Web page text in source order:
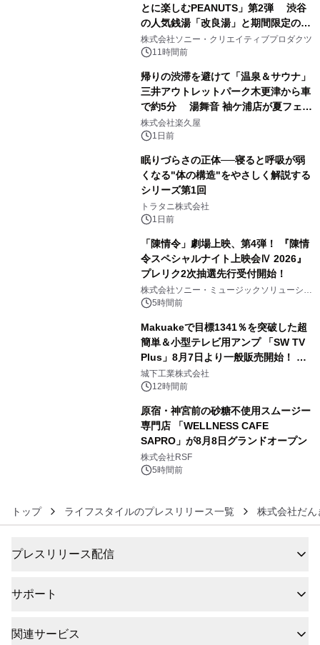
とに楽しむPEANUTS」第2弾 渋谷
の人気銭湯「改良湯」と期間限定のコ
ラボレーション サウナイキタイコラ
ボグッズも発売決定！
株式会社ソニー・クリエイティブプロダクツ
11時間前
帰りの渋滞を避けて「温泉＆サウナ」
三井アウトレットパーク木更津から車
で約5分 湯舞音 袖ケ浦店が夏フェア
メニューを提供
株式会社楽久屋
1日前
眠りづらさの正体──寝ると呼吸が弱
くなる"体の構造"をやさしく解説する
シリーズ第1回
トラタニ株式会社
1日前
「陳情令」劇場上映、第4弾！ 『陳情
令スペシャルナイト上映会Ⅳ 2026』
プレリク2次抽選先行受付開始！
株式会社ソニー・ミュージックソリューショ
ンズ5時間前
Makuakeで目標1341％を突破した超
簡単＆小型テレビ用アンプ 「SW TV
Plus」8月7日より一般販売開始！ ケ
ーブル1本つなぐだけ、テレビの音が
ぐっと豊かに
城下工業株式会社
12時間前
原宿・神宮前の砂糖不使用スムージー
専門店 「WELLNESS CAFE
SAPRO」が8月8日グランドオープン
株式会社RSF
5時間前
トップ ライフスタイルのプレスリリース一覧 株式会社だん
プレスリリース配信
サポート
関連サービス